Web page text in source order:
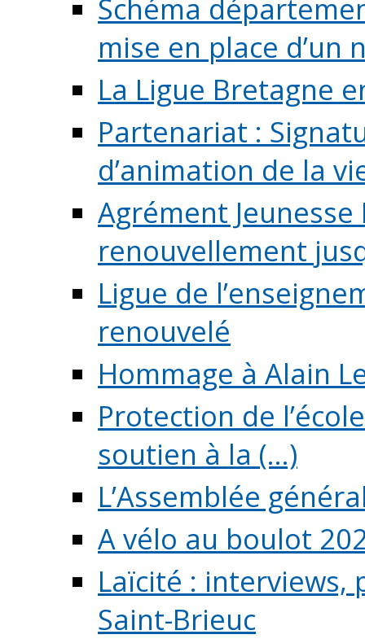
Schéma
mise en place d’un
La Ligue Bretagne
Partenariat :
d’animation de la
Agrément
renouvellement
Ligue de
renouvelé
Hommage à Alain
Protection de
soutien à la (...)
L’Assemblée
A vélo au boulot
Laïcité :
Saint-Brieuc